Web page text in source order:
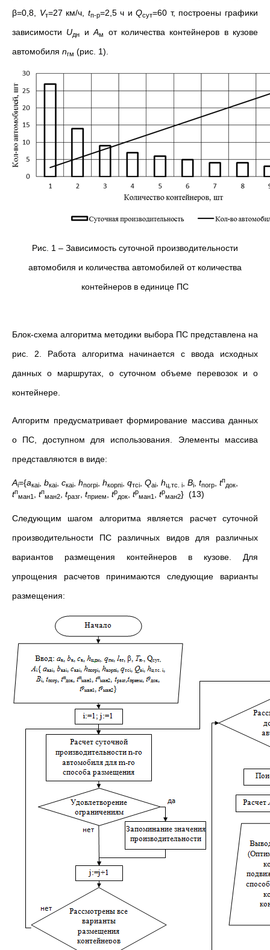
β=0,8, Vт=27 км/ч, tп-р=2,5 ч иQсут=60 т, построены графики
зависимости Uдн иАм
от количества контейнеров в кузове
автомобиля nгм (рис. 1).
Рис. 1 – Зависимость суточной производительности
автомобиля и количества автомобилей от количества
контейнеров в единице ПС
Блок-схема алгоритма методики выбора ПС представлена на
рис. 2. Работа алгоритма начинается с ввода исходных
данных о маршрутах, о суточном объеме перевозок и о
контейнере.
Алгоритм предусматривает формирование массива данных
о ПС, доступном для использования. Элементы массива
представляются в виде:
Ai={aкаi bкаi скаi hпогрi hкорпi qтсi Qаi hц.тс. i Bi tпогр tп
док
tп
ман1 tп
ман2 tразг tприем tр
док tр
ман1 tр
ман2} (13)
Следующим шагом алгоритма является расчет суточной
производительности ПС различных видов для различных
вариантов размещения контейнеров в кузове. Для
упрощения расчетов принимаются следующие варианты
размещения: